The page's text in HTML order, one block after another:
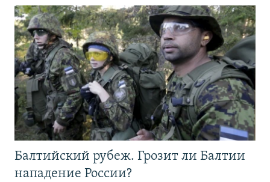
Балтийский рубеж. Грозит ли Балтии
нападение России?